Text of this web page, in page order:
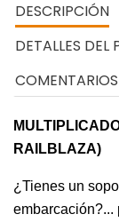
DESCRIPCIÓN
DETALLES DEL
RAILBLAZA)
¿Tienes un
embarcación?...